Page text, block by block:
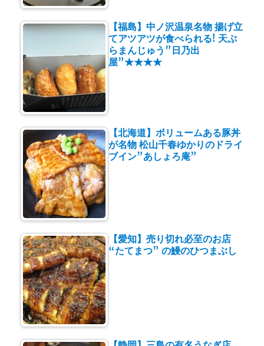
【福島】中ノ沢温泉名物 揚げ立
てアツアツが食べられる! 天ぷ
らまんじゅう”日乃出
屋”★★★★
【北海道】ボリュームある豚丼
が名物 松山千春ゆかりのドライ
ブイン”あしょろ庵”
【愛知】売り切れ必至のお店
“たてまつ” の鰻のひつまぶし